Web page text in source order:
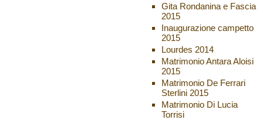
Gita Rondanina e Fascia
2015
Inaugurazione campetto
2015
Lourdes 2014
Matrimonio Antara Aloisi
2015
Matrimonio De Ferrari
Sterlini 2015
Matrimonio Di Lucia
Torrisi